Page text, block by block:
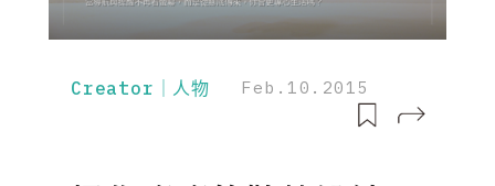
Creator｜人物 Feb.10.2015